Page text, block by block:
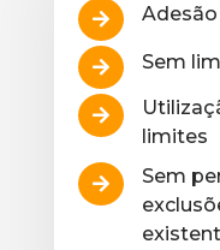
 Adesão
 Sem

limites

Sem